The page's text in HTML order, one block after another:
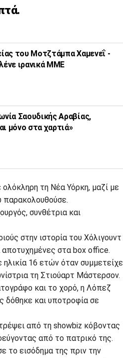
του Μοτζτάμπα Χαμενεΐ -
ιρανικά ΜΜΕ
Σαουδικής Αραβίας,
μόνο στα χαρτιά»
τη Νέα Υόρκη, μαζί με
παρακολουθούσε.
συνθέτρια και
στην ιστορία του Χόλιγουντ
αποτυχημένες στα box office.
16 ετών όταν συμμετείχε
τη Στιούαρτ Μάστερσον.
και το χορό, η Λόπεζ
δόθηκε και υποτροφία σε
από τη showbiz κόβοντας
από το πατρικό της.
το εισόδημα της πριν την